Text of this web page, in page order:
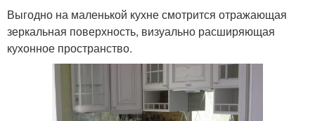
Выгодно на маленькой кухне смотрится отражающая
зеркальная поверхность, визуально расширяющая
кухонное пространство.